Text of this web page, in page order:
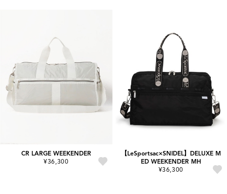
CR LARGE WEEKENDER
¥36,300
【LeSportsac×SNIDEL】DELUXE M
ED WEEKENDER MH
¥36,300